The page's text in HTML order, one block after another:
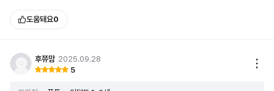
도움돼요0
후쮸맘 2025.09.28
5